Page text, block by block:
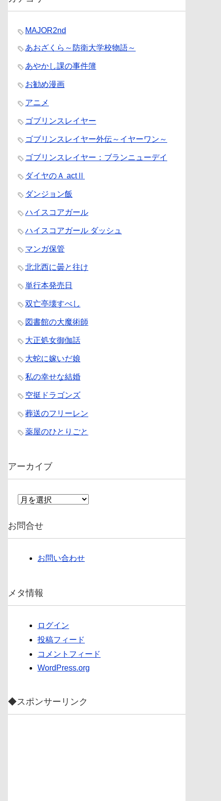
MAJOR2nd
あおざくら～防衛大学校物語～
あやかし課の事件簿
お勧め漫画
アニメ
ゴブリンスレイヤー
ゴブリンスレイヤー外伝～イヤーワン～
ゴブリンスレイヤー：ブランニューデイ
ダイヤのＡ actⅡ
ダンジョン飯
ハイスコアガール
ハイスコアガール ダッシュ
マンガ保管
北北西に曇と往け
単行本発売日
双亡亭壊すべし
図書館の大魔術師
大正処女御伽話
大蛇に嫁いだ娘
私の幸せな結婚
空挺ドラゴンズ
葬送のフリーレン
薬屋のひとりごと
アーカイブ
ア
イ
ブ
お問合せ
お問い合わせ
メタ情報
ログイン
投稿フィード
コメントフィード
WordPress.org
◆スポンサーリンク